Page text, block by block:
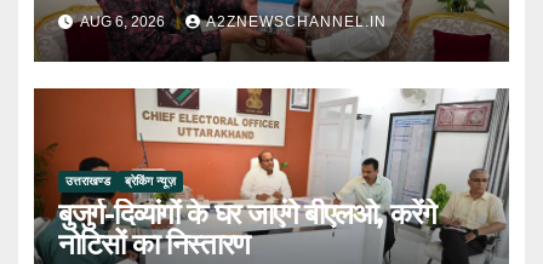
AUG 6, 2026 A2ZNEWSCHANNEL.IN
उत्तराखण्ड ब्रेकिंग न्यूज़
बुजुर्ग-दिव्यांगों के घर जाएंगे बीएलओ, करेंगे
नोटिसों का निस्तारण